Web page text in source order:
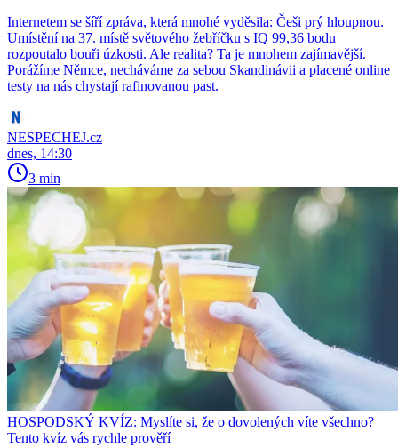
Internetem se šíří zpráva, která mnohé vyděsila: Češi prý hloupnou.
Umístění na 37. místě světového žebříčku s IQ 99,36 bodu
rozpoutalo bouři úzkosti. Ale realita? Ta je mnohem zajímavější.
Porážíme Němce, necháváme za sebou Skandinávii a placené online
testy na nás chystají rafinovanou past.
NESPECHEJ.cz
dnes, 14:30
3 min
HOSPODSKÝ KVÍZ: Myslíte si, že o dovolených víte všechno?
Tento kvíz vás rychle prověří